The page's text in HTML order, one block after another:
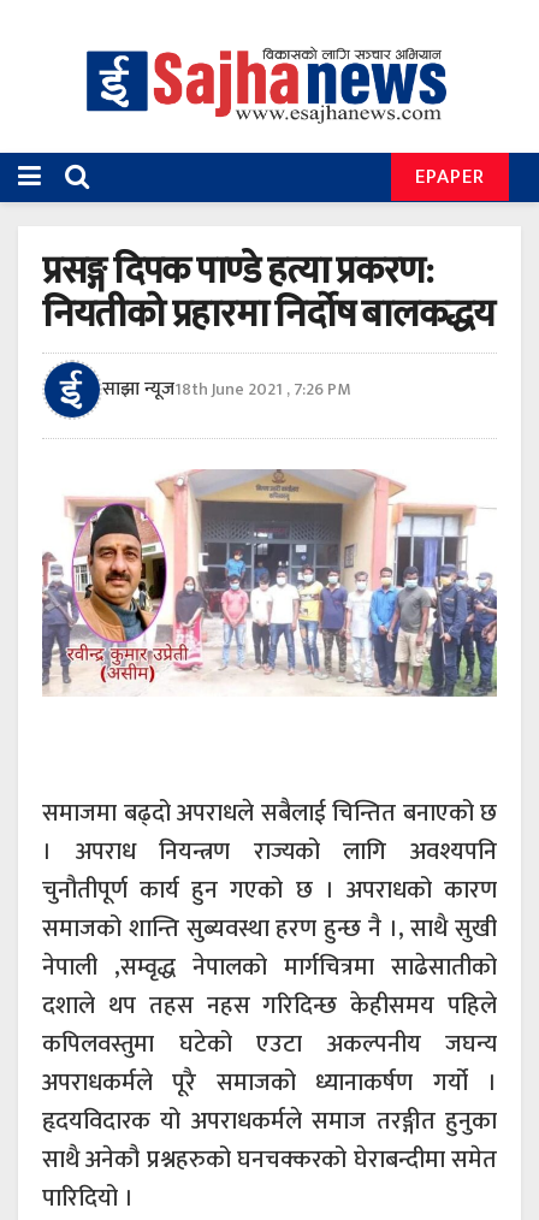
EPAPER
प्रसङ्ग दिपक पाण्डे हत्या प्रकरण:
नियतीको प्रहारमा निर्दोष बालकद्धय
साझा न्यूज18th June 2021 , 7:26 PM
समाजमा बढ्दो अपराधले सबैलाई चिन्तित बनाएको छ
। अपराध नियन्त्रण राज्यको लागि अवश्यपनि
चुनौतीपूर्ण कार्य हुन गएको छ । अपराधको कारण
समाजको शान्ति सुब्यवस्था हरण हुन्छ नै ।, साथै सुखी
नेपाली ,सम्वृद्ध नेपालको मार्गचित्रमा साढेसातीको
दशाले थप तहस नहस गरिदिन्छ केहीसमय पहिले
कपिलवस्तुमा घटेको एउटा अकल्पनीय जघन्य
अपराधकर्मले पूरै समाजको ध्यानाकर्षण गर्यो ।
हृदयविदारक यो अपराधकर्मले समाज तरङ्गीत हुनुका
साथै अनेकौ प्रश्नहरुको घनचक्करको घेराबन्दीमा समेत
पारिदियो ।